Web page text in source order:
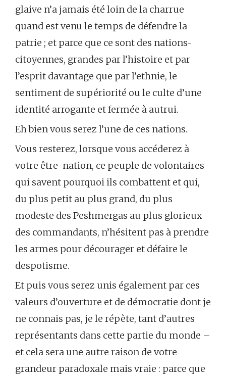
glaive n’a jamais été loin de la charrue
quand est venu le temps de défendre la
patrie ; et parce que ce sont des nations-
citoyennes, grandes par l’histoire et par
l’esprit davantage que par l’ethnie, le
sentiment de supériorité ou le culte d’une
identité arrogante et fermée à autrui.
Eh bien vous serez l’une de ces nations.
Vous resterez, lorsque vous accéderez à
votre être-nation, ce peuple de volontaires
qui savent pourquoi ils combattent et qui,
du plus petit au plus grand, du plus
modeste des Peshmergas au plus glorieux
des commandants, n’hésitent pas à prendre
les armes pour décourager et défaire le
despotisme.
Et puis vous serez unis également par ces
valeurs d’ouverture et de démocratie dont je
ne connais pas, je le répète, tant d’autres
représentants dans cette partie du monde –
et cela sera une autre raison de votre
grandeur paradoxale mais vraie : parce que